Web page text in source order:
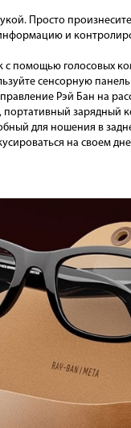
Просто
и
помощью голосовых
сенсорную
Рэй Бан на
зарядный
для ношения в
на своем